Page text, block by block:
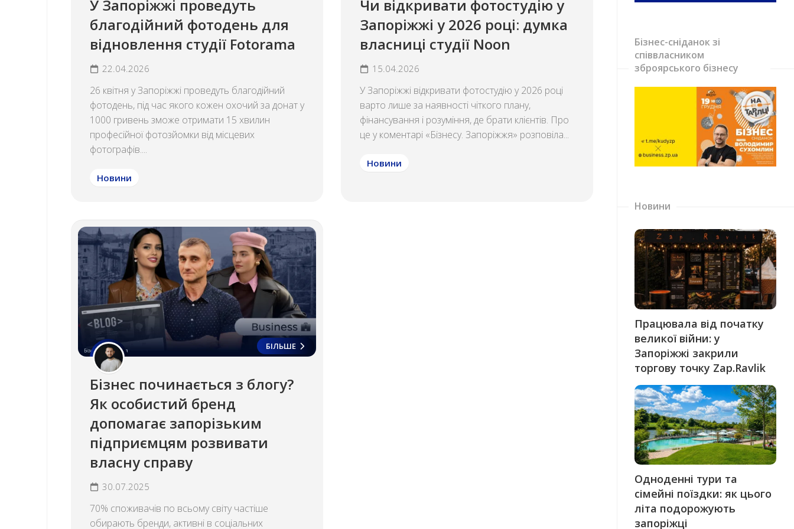
У Запоріжжі проведуть
благодійний фотодень для
відновлення студії Fotorama
22.04.2026
26 квітня у Запоріжжі проведуть благодійний
фотодень, під час якого кожен охочий за донат у
1000 гривень зможе отримати 15 хвилин
професійної фотозйомки від місцевих
фотографів....
Новини
Чи відкривати фотостудію у
Запоріжжі у 2026 році: думка
власниці студії Noon
15.04.2026
У Запоріжжі відкривати фотостудію у 2026 році
варто лише за наявності чіткого плану,
фінансування і розуміння, де брати клієнтів. Про
це у коментарі «Бізнесу. Запоріжжя» розповіла...
Новини
БІЛЬШЕ
Бізнес починається з блогу?
Як особистий бренд
допомагає запорізьким
підприємцям розвивати
власну справу
30.07.2025
70% споживачів по всьому світу частіше
обирають бренди, активні в соціальних
Бізнес-сніданок зі
співвласником
зброярського бізнесу
Новини
Працювала від початку
великої війни: у
Запоріжжі закрили
торгову точку Zap.Ravlik
Одноденні тури та
сімейні поїздки: як цього
літа подорожують
запоріжці